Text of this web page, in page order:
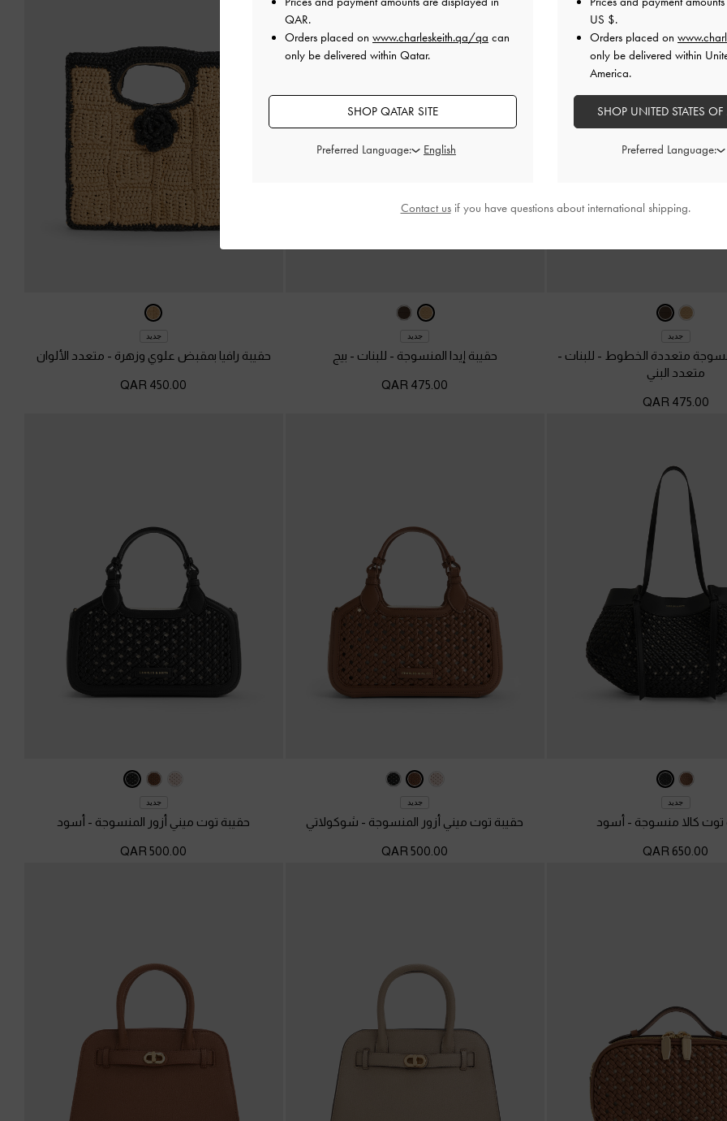
جديد
متعددة الخطوط - للبنات -
متعدد البني
475.00 QAR
جديد
حقيبة إيدا المنسوجة - للبنات - بيج
475.00 QAR
جديد
حقيبة رافيا بمقبض علوي وزهرة - متعدد الألوان
450.00 QAR
جديد
توت كالا منسوجة - أسود
650.00 QAR
جديد
حقيبة توت ميني أزور المنسوجة - شوكولاتي
500.00 QAR
جديد
حقيبة توت ميني أزور المنسوجة - أسود
500.00 QAR
QAR.
Orders placed on www.charleskeith.qa/qa can
only be delivered within Qatar.
SHOP QATAR SITE
Preferred Language:
US $.
Orders placed on
only be delivered within
America.
SHOP UNITED STATES
Preferred Language:
Contact usif you have questions about international shipping.